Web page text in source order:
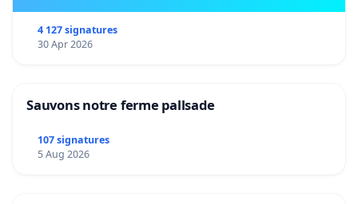
4 127 signatures
30 Apr 2026
Sauvons notre ferme pallsade
107 signatures
5 Aug 2026